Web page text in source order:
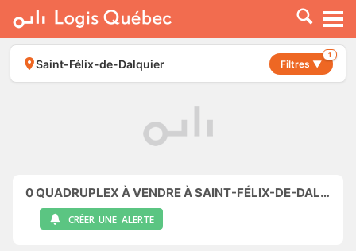
À LOUER
À VENDRE
PLACER UNE ANNONCE
Saint-Félix-de-Dalquier Filtres ▼
1
0QUADRUPLEX À VENDRE À SAINT-FÉLIX-DE-DALQUIER
CRÉER UNE ALERTE